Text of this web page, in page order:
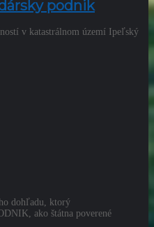
podnik
v katastrálnom území Ipeľský
dohľadu, ktorý
ako štátna poverené